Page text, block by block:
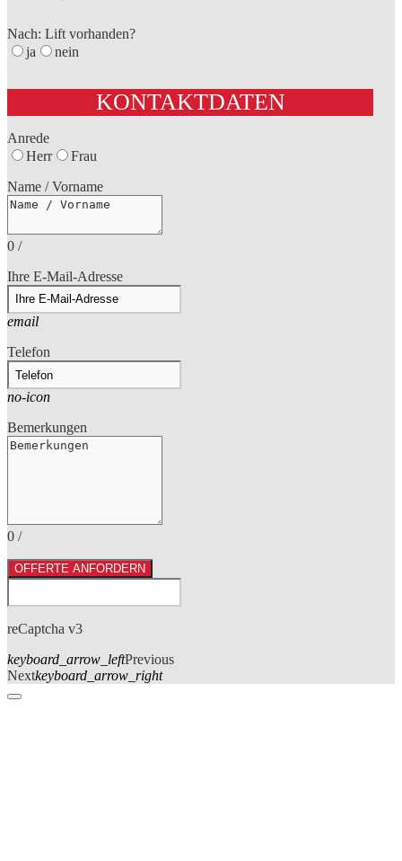
Nach: Lift vorhanden?
ja
nein
KONTAKTDATEN
Anrede
Herr
Frau
Name / Vorname
0 /
Ihre E-Mail-Adresse
email
Telefon
no-icon
Bemerkungen
0 /
OFFERTE ANFORDERN
reCaptcha v3
keyboard_arrow_leftPrevious
Nextkeyboard_arrow_right